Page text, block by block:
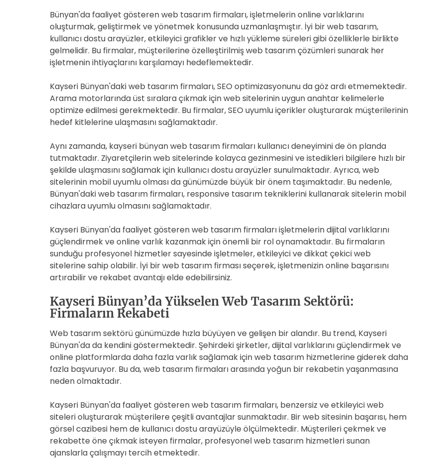
Bünyan'da faaliyet gösteren web tasarım firmaları, işletmelerin online varlıklarını
oluşturmak, geliştirmek ve yönetmek konusunda uzmanlaşmıştır. İyi bir web tasarım,
kullanıcı dostu arayüzler, etkileyici grafikler ve hızlı yükleme süreleri gibi özelliklerle birlikte
gelmelidir. Bu firmalar, müşterilerine özelleştirilmiş web tasarım çözümleri sunarak her
işletmenin ihtiyaçlarını karşılamayı hedeflemektedir.
Kayseri Bünyan'daki web tasarım firmaları, SEO optimizasyonunu da göz ardı etmemektedir.
Arama motorlarında üst sıralara çıkmak için web sitelerinin uygun anahtar kelimelerle
optimize edilmesi gerekmektedir. Bu firmalar, SEO uyumlu içerikler oluşturarak müşterilerinin
hedef kitlelerine ulaşmasını sağlamaktadır.
Aynı zamanda, kayseri bünyan web tasarım firmaları kullanıcı deneyimini de ön planda
tutmaktadır. Ziyaretçilerin web sitelerinde kolayca gezinmesini ve istedikleri bilgilere hızlı bir
şekilde ulaşmasını sağlamak için kullanıcı dostu arayüzler sunulmaktadır. Ayrıca, web
sitelerinin mobil uyumlu olması da günümüzde büyük bir önem taşımaktadır. Bu nedenle,
Bünyan'daki web tasarım firmaları, responsive tasarım tekniklerini kullanarak sitelerin mobil
cihazlara uyumlu olmasını sağlamaktadır.
Kayseri Bünyan'da faaliyet gösteren web tasarım firmaları işletmelerin dijital varlıklarını
güçlendirmek ve online varlık kazanmak için önemli bir rol oynamaktadır. Bu firmaların
sunduğu profesyonel hizmetler sayesinde işletmeler, etkileyici ve dikkat çekici web
sitelerine sahip olabilir. İyi bir web tasarım firması seçerek, işletmenizin online başarısını
artırabilir ve rekabet avantajı elde edebilirsiniz.
Kayseri Bünyan’da Yükselen Web Tasarım Sektörü:
Firmaların Rekabeti
Web tasarım sektörü günümüzde hızla büyüyen ve gelişen bir alandır. Bu trend, Kayseri
Bünyan'da da kendini göstermektedir. Şehirdeki şirketler, dijital varlıklarını güçlendirmek ve
online platformlarda daha fazla varlık sağlamak için web tasarım hizmetlerine giderek daha
fazla başvuruyor. Bu da, web tasarım firmaları arasında yoğun bir rekabetin yaşanmasına
neden olmaktadır.
Kayseri Bünyan'da faaliyet gösteren web tasarım firmaları, benzersiz ve etkileyici web
siteleri oluşturarak müşterilere çeşitli avantajlar sunmaktadır. Bir web sitesinin başarısı, hem
görsel cazibesi hem de kullanıcı dostu arayüzüyle ölçülmektedir. Müşterileri çekmek ve
rekabette öne çıkmak isteyen firmalar, profesyonel web tasarım hizmetleri sunan
ajanslarla çalışmayı tercih etmektedir.